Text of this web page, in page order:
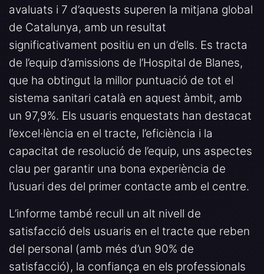
avaluats i 7 d’aquests superen la mitjana global
de Catalunya, amb un resultat
significativament positiu en un d’ells. Es tracta
de l’equip d’amissions de l’Hospital de Blanes,
que ha obtingut la millor puntuació de tot el
sistema sanitari català en aquest àmbit, amb
un 97,9%. Els usuaris enquestats han destacat
l’excel·lència en el tracte, l’eficiència i la
capacitat de resolució de l’equip, uns aspectes
clau per garantir una bona experiència de
l’usuari des del primer contacte amb el centre.
L’informe també recull un alt nivell de
satisfacció dels usuaris en el tracte que reben
del personal (amb més d’un 90% de
satisfacció), la confiança en els professionals